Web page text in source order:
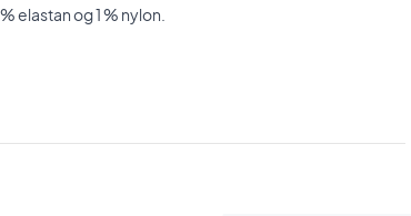
elastan og 1 % nylon.